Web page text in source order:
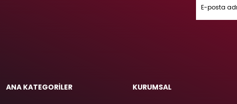
ANA KATEGORİLER KURUMSAL